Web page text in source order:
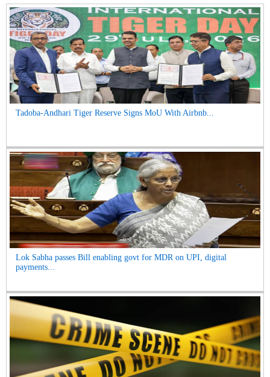
Tadoba-Andhari Tiger Reserve Signs MoU With Airbnb...
Lok Sabha passes Bill enabling govt for MDR on UPI, digital
payments...